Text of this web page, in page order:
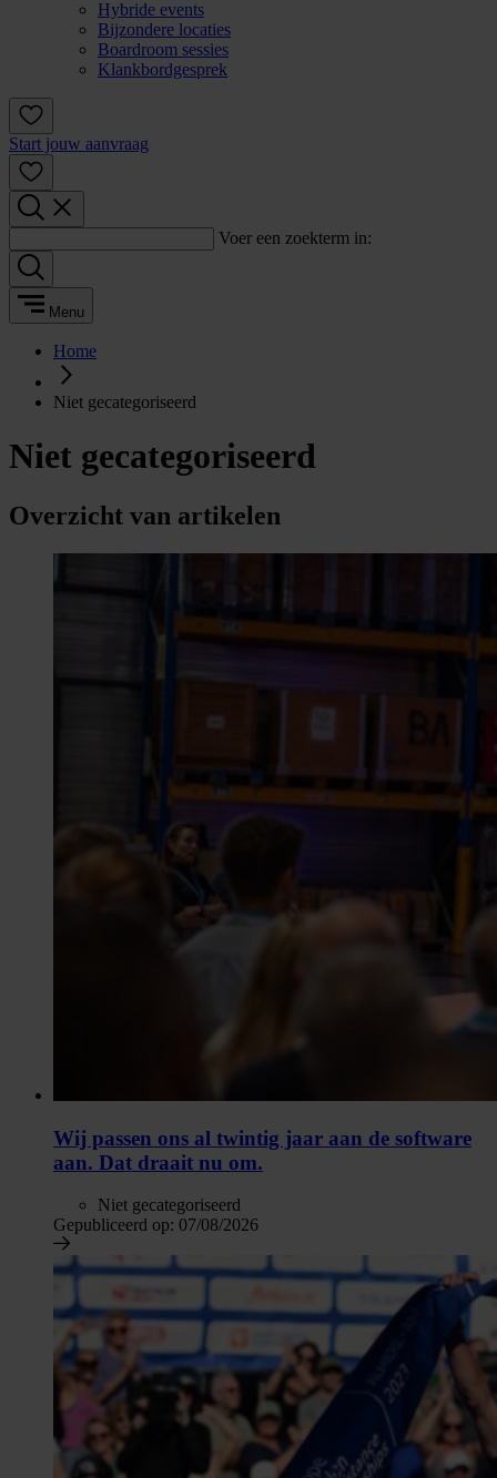
Hybride events
Bijzondere locaties
Boardroom sessies
Klankbordgesprek
Start jouw aanvraag
Voer een zoekterm in:
Menu
Home
Niet gecategoriseerd
Niet gecategoriseerd
Overzicht van artikelen
Wij passen ons al twintig jaar aan de software
aan. Dat draait nu om.
Niet gecategoriseerd
Gepubliceerd op: 07/08/2026